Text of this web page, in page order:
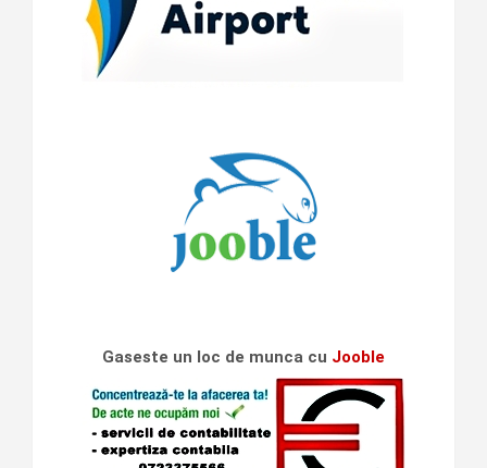
Gaseste un loc de munca cu Jooble